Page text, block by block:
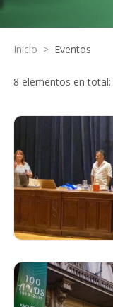
Inicio > Eventos
8 elementos en total: